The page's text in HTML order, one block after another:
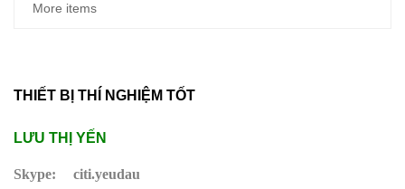
More items
THIẾT BỊ THÍ NGHIỆM TỐT
LƯU THỊ YẾN
Skype:
citi.yeudau